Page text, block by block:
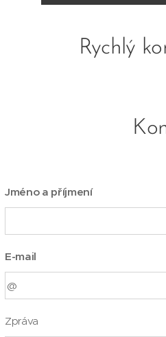
Rychlý
Jméno a příjmení
E-mail
Zpráva